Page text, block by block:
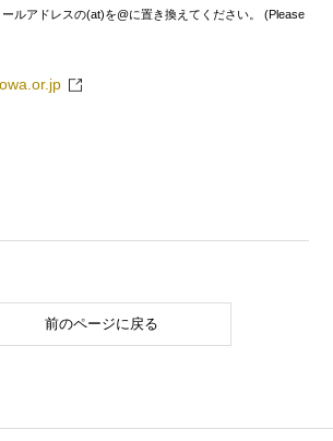
ルアドレスの(at)を@に置き換えてください。 (Please
前のページに戻る